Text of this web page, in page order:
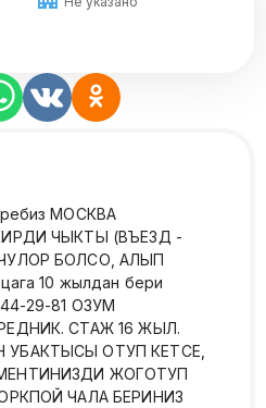
МОСКВА
ЧЫКТЫ (ВЪЕЗД -
БОЛСО, АЛЫП
10 жылдан бери
29-81 ОЗУМ
СТАЖ 16 ЖЫЛ.
ОТУП КЕТСЕ,
ЖОГОТУП
ЧАЛА БЕРИНИЗ